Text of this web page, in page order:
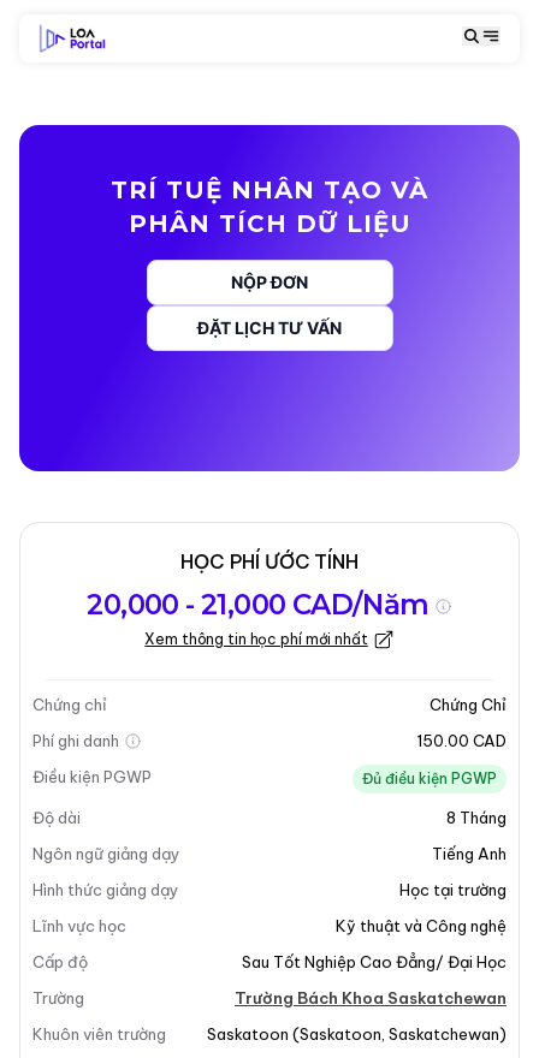
TRÍ TUỆ NHÂN TẠO VÀ
PHÂN TÍCH DỮ LIỆU
NỘP ĐƠN
ĐẶT LỊCH TƯ VẤN
chương trình
Học
Kỳ nhập học
Cập nhật lần cuối vào 22-05-2026
Tổng quan về chương trình
+10
Tổng Quan Chương Trình
HỌC PHÍ ƯỚC TÍNH
20,000 - 21,000 CAD/Năm
Xem thông tin học phí mới nhất
Chứng chỉ
Chứng Chỉ
Phí ghi danh
150.00 CAD
Điều kiện PGWP
Đủ điều kiện PGWP
Độ dài 8 Tháng
Ngôn ngữ giảng dạy
Tiếng Anh
Hình thức giảng dạy
Học tại trường
Lĩnh vực học
Kỹ thuật và Công nghệ
Cấp độ
Sau Tốt Nghiệp Cao Đẳng/ Đại Học
Trường
Trường Bách Khoa Saskatchewan
Khuôn viên trường
Saskatoon (Saskatoon Saskatchewan)